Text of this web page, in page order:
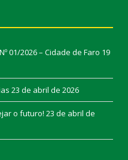
01/2026 – Cidade de Faro 19
23 de abril de 2026
o futuro! 23 de abril de